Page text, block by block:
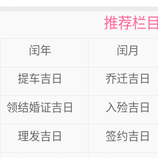
推荐栏目
闰年 闰月
提车吉日 乔迁吉日
领结婚证吉日 入殓吉日
理发吉日 签约吉日